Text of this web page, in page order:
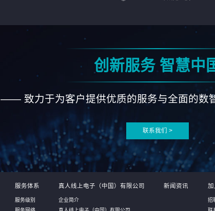
创新服务 智慧中
—— 致力于为客户提供优质的服务与全面的
联系我们 >
服务体系
服务级别
真人线上电子（中国）有限公司
企业简介
新闻资讯 加
招